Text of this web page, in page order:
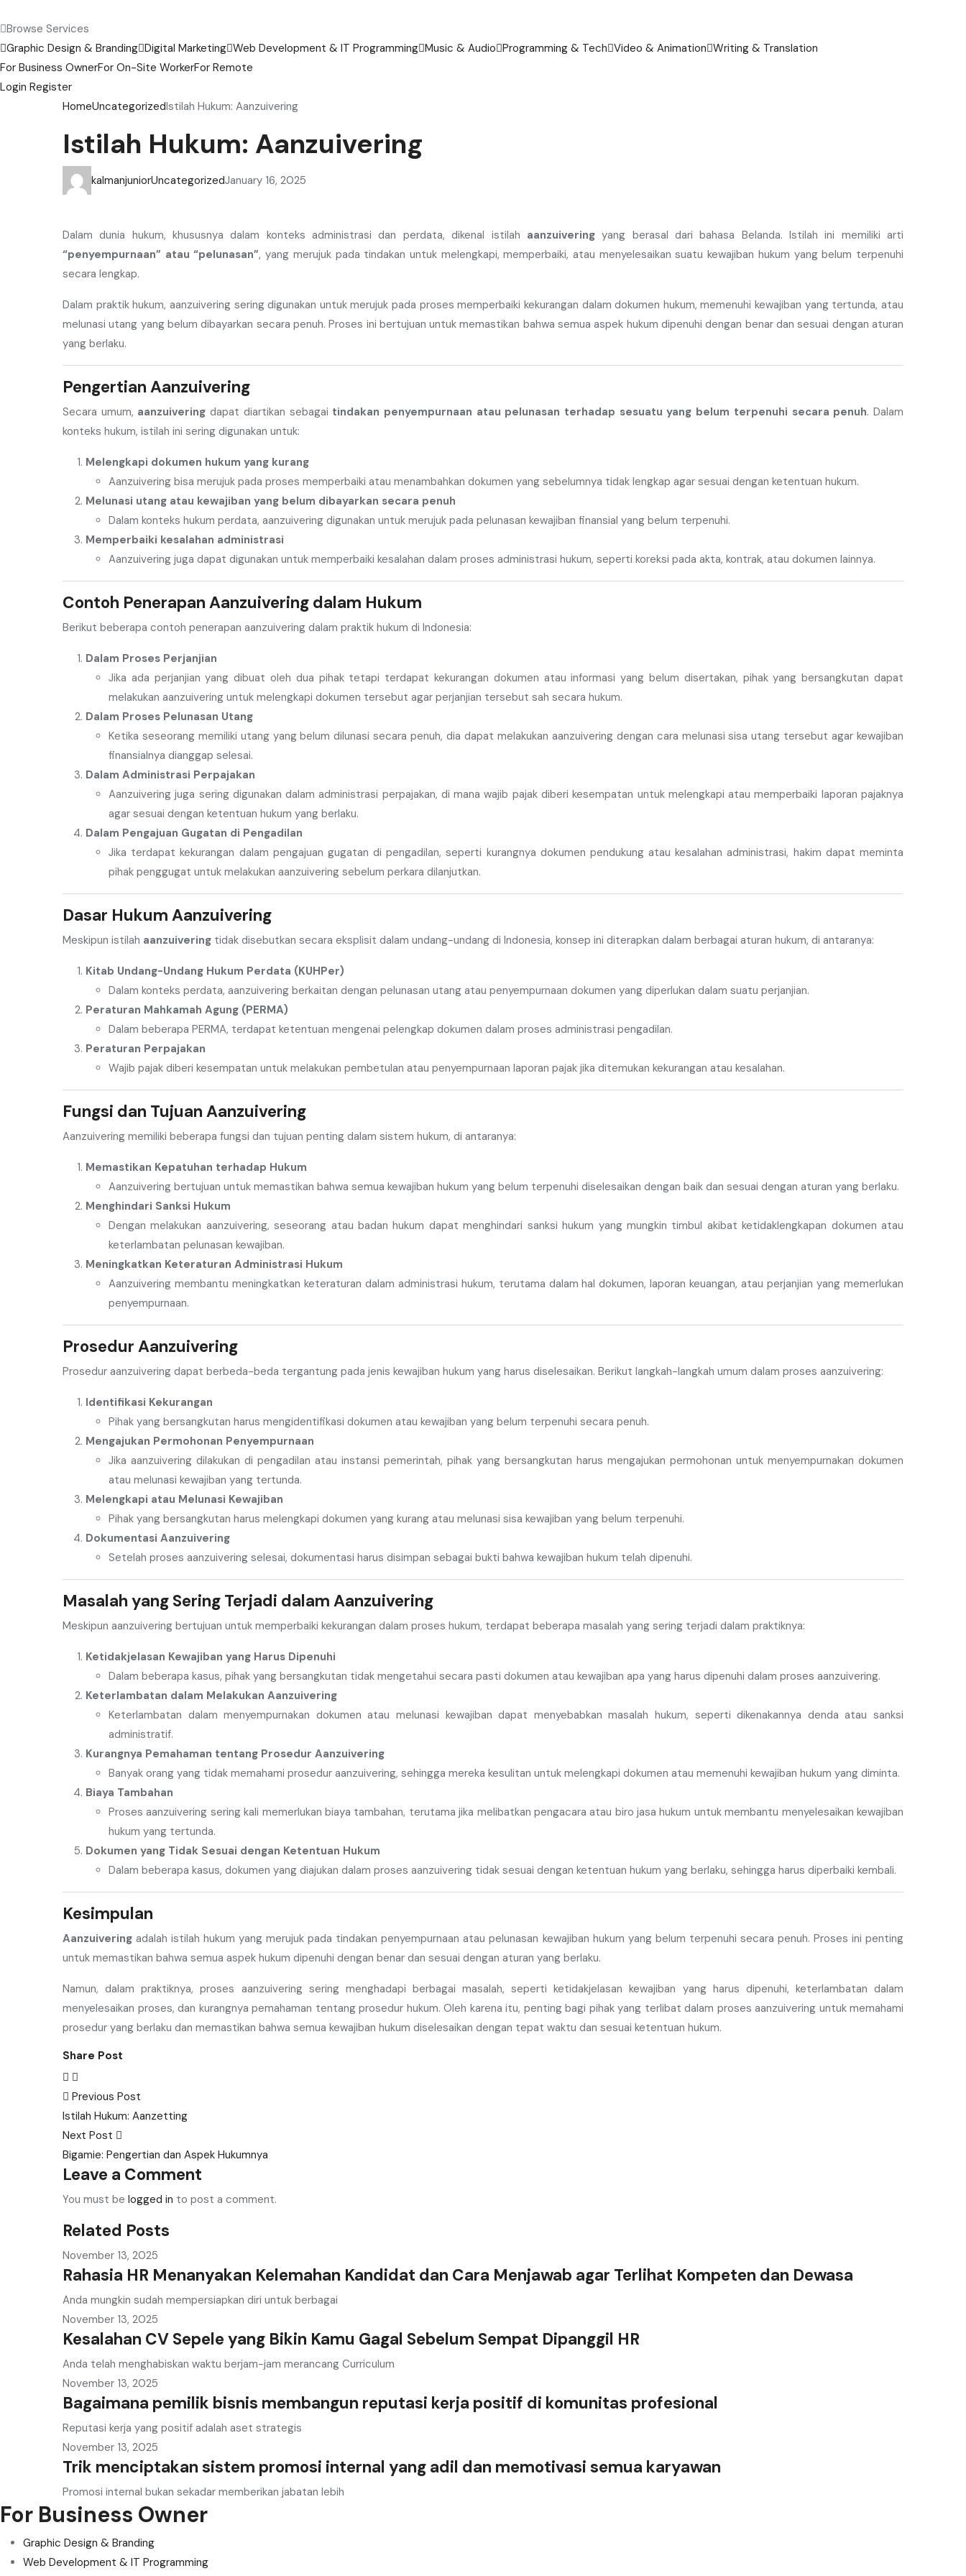
Browse Services
Graphic Design & Branding Digital Marketing Web Development & IT Programming Music & Audio Programming & Tech Video & Animation Writing & Translation
For Business OwnerFor On-Site WorkerFor Remote
Login Register
HomeUncategorizedIstilah Hukum: Aanzuivering
Istilah Hukum: Aanzuivering
kalmanjuniorUncategorizedJanuary 16, 2025
Dalam dunia hukum, khususnya dalam konteks administrasi dan perdata, dikenal istilah aanzuiveringyang berasal dari bahasa Belanda. Istilah ini memiliki arti
“penyempurnaan” atau “pelunasan”, yang merujuk pada tindakan untuk melengkapi, memperbaiki, atau menyelesaikan suatu kewajiban hukum yang belum terpenuhi
secara lengkap.
Dalam praktik hukum, aanzuivering sering digunakan untuk merujuk pada proses memperbaiki kekurangan dalam dokumen hukum, memenuhi kewajiban yang tertunda, atau
melunasi utang yang belum dibayarkan secara penuh. Proses ini bertujuan untuk memastikan bahwa semua aspek hukum dipenuhi dengan benar dan sesuai dengan aturan
yang berlaku.
Pengertian Aanzuivering
Secara umum, aanzuivering dapat diartikan sebagai tindakan penyempurnaan atau pelunasan terhadap sesuatu yang belum terpenuhi secara penuh. Dalam
konteks hukum, istilah ini sering digunakan untuk:
Melengkapi dokumen hukum yang kurang
Aanzuivering bisa merujuk pada proses memperbaiki atau menambahkan dokumen yang sebelumnya tidak lengkap agar sesuai dengan ketentuan hukum.
Melunasi utang atau kewajiban yang belum dibayarkan secara penuh
Dalam konteks hukum perdata, aanzuivering digunakan untuk merujuk pada pelunasan kewajiban finansial yang belum terpenuhi.
Memperbaiki kesalahan administrasi
Aanzuivering juga dapat digunakan untuk memperbaiki kesalahan dalam proses administrasi hukum, seperti koreksi pada akta, kontrak, atau dokumen lainnya.
Contoh Penerapan Aanzuivering dalam Hukum
Berikut beberapa contoh penerapan aanzuivering dalam praktik hukum di Indonesia:
Dalam Proses Perjanjian
Jika ada perjanjian yang dibuat oleh dua pihak tetapi terdapat kekurangan dokumen atau informasi yang belum disertakan, pihak yang bersangkutan dapat
melakukan aanzuivering untuk melengkapi dokumen tersebut agar perjanjian tersebut sah secara hukum.
Dalam Proses Pelunasan Utang
Ketika seseorang memiliki utang yang belum dilunasi secara penuh, dia dapat melakukan aanzuivering dengan cara melunasi sisa utang tersebut agar kewajiban
finansialnya dianggap selesai.
Dalam Administrasi Perpajakan
Aanzuivering juga sering digunakan dalam administrasi perpajakan, di mana wajib pajak diberi kesempatan untuk melengkapi atau memperbaiki laporan pajaknya
agar sesuai dengan ketentuan hukum yang berlaku.
Dalam Pengajuan Gugatan di Pengadilan
Jika terdapat kekurangan dalam pengajuan gugatan di pengadilan, seperti kurangnya dokumen pendukung atau kesalahan administrasi, hakim dapat meminta
pihak penggugat untuk melakukan aanzuivering sebelum perkara dilanjutkan.
Dasar Hukum Aanzuivering
Meskipun istilah aanzuivering tidak disebutkan secara eksplisit dalam undang-undang di Indonesia, konsep ini diterapkan dalam berbagai aturan hukum, di antaranya:
Kitab Undang-Undang Hukum Perdata (KUHPer)
Dalam konteks perdata, aanzuivering berkaitan dengan pelunasan utang atau penyempurnaan dokumen yang diperlukan dalam suatu perjanjian.
Peraturan Mahkamah Agung (PERMA)
Dalam beberapa PERMA, terdapat ketentuan mengenai pelengkap dokumen dalam proses administrasi pengadilan.
Peraturan Perpajakan
Wajib pajak diberi kesempatan untuk melakukan pembetulan atau penyempurnaan laporan pajak jika ditemukan kekurangan atau kesalahan.
Fungsi dan Tujuan Aanzuivering
Aanzuivering memiliki beberapa fungsi dan tujuan penting dalam sistem hukum, di antaranya:
Memastikan Kepatuhan terhadap Hukum
Aanzuivering bertujuan untuk memastikan bahwa semua kewajiban hukum yang belum terpenuhi diselesaikan dengan baik dan sesuai dengan aturan yang berlaku.
Menghindari Sanksi Hukum
Dengan melakukan aanzuivering, seseorang atau badan hukum dapat menghindari sanksi hukum yang mungkin timbul akibat ketidaklengkapan dokumen atau
keterlambatan pelunasan kewajiban.
Meningkatkan Keteraturan Administrasi Hukum
Aanzuivering membantu meningkatkan keteraturan dalam administrasi hukum, terutama dalam hal dokumen, laporan keuangan, atau perjanjian yang memerlukan
penyempurnaan.
Prosedur Aanzuivering
Prosedur aanzuivering dapat berbeda-beda tergantung pada jenis kewajiban hukum yang harus diselesaikan. Berikut langkah-langkah umum dalam proses aanzuivering:
Identifikasi Kekurangan
Pihak yang bersangkutan harus mengidentifikasi dokumen atau kewajiban yang belum terpenuhi secara penuh.
Mengajukan Permohonan Penyempurnaan
Jika aanzuivering dilakukan di pengadilan atau instansi pemerintah, pihak yang bersangkutan harus mengajukan permohonan untuk menyempurnakan dokumen
atau melunasi kewajiban yang tertunda.
Melengkapi atau Melunasi Kewajiban
Pihak yang bersangkutan harus melengkapi dokumen yang kurang atau melunasi sisa kewajiban yang belum terpenuhi.
Dokumentasi Aanzuivering
Setelah proses aanzuivering selesai, dokumentasi harus disimpan sebagai bukti bahwa kewajiban hukum telah dipenuhi.
Masalah yang Sering Terjadi dalam Aanzuivering
Meskipun aanzuivering bertujuan untuk memperbaiki kekurangan dalam proses hukum, terdapat beberapa masalah yang sering terjadi dalam praktiknya:
Ketidakjelasan Kewajiban yang Harus Dipenuhi
Dalam beberapa kasus, pihak yang bersangkutan tidak mengetahui secara pasti dokumen atau kewajiban apa yang harus dipenuhi dalam proses aanzuivering.
Keterlambatan dalam Melakukan Aanzuivering
Keterlambatan dalam menyempurnakan dokumen atau melunasi kewajiban dapat menyebabkan masalah hukum, seperti dikenakannya denda atau sanksi
administratif.
Kurangnya Pemahaman tentang Prosedur Aanzuivering
Banyak orang yang tidak memahami prosedur aanzuivering, sehingga mereka kesulitan untuk melengkapi dokumen atau memenuhi kewajiban hukum yang diminta.
Biaya Tambahan
Proses aanzuivering sering kali memerlukan biaya tambahan, terutama jika melibatkan pengacara atau biro jasa hukum untuk membantu menyelesaikan kewajiban
hukum yang tertunda.
Dokumen yang Tidak Sesuai dengan Ketentuan Hukum
Dalam beberapa kasus, dokumen yang diajukan dalam proses aanzuivering tidak sesuai dengan ketentuan hukum yang berlaku, sehingga harus diperbaiki kembali.
Kesimpulan
Aanzuivering adalah istilah hukum yang merujuk pada tindakan penyempurnaan atau pelunasan kewajiban hukum yang belum terpenuhi secara penuh. Proses ini penting
untuk memastikan bahwa semua aspek hukum dipenuhi dengan benar dan sesuai dengan aturan yang berlaku.
Namun, dalam praktiknya, proses aanzuivering sering menghadapi berbagai masalah, seperti ketidakjelasan kewajiban yang harus dipenuhi, keterlambatan dalam
menyelesaikan proses, dan kurangnya pemahaman tentang prosedur hukum. Oleh karena itu, penting bagi pihak yang terlibat dalam proses aanzuivering untuk memahami
prosedur yang berlaku dan memastikan bahwa semua kewajiban hukum diselesaikan dengan tepat waktu dan sesuai ketentuan hukum.
Share Post
Post
navigation
Previous Post
Istilah Hukum: Aanzetting
Next Post
Bigamie: Pengertian dan Aspek Hukumnya
Leave a Comment
You must be logged in to post a comment.
Related Posts
November 13, 2025
Rahasia HR Menanyakan Kelemahan Kandidat dan Cara Menjawab agar Terlihat Kompeten dan Dewasa
Anda mungkin sudah mempersiapkan diri untuk berbagai
November 13, 2025
Kesalahan CV Sepele yang Bikin Kamu Gagal Sebelum Sempat Dipanggil HR
Anda telah menghabiskan waktu berjam-jam merancang Curriculum
November 13, 2025
Bagaimana pemilik bisnis membangun reputasi kerja positif di komunitas profesional
Reputasi kerja yang positif adalah aset strategis
November 13, 2025
Trik menciptakan sistem promosi internal yang adil dan memotivasi semua karyawan
Promosi internal bukan sekadar memberikan jabatan lebih
For Business Owner
Graphic Design & Branding
Web Development & IT Programming